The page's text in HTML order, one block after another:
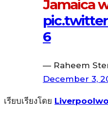
Jamaica
6
— Raheem
December 3,
เรียบเรียงโดย